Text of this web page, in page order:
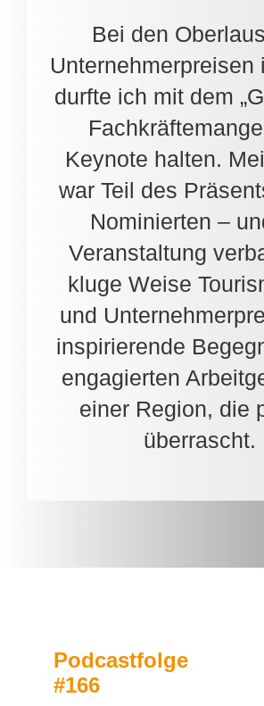
Bei den
Unternehmerpreisen
durfte ich mit dem
Keynote halten.
war Teil des
Nominierten –
Veranstaltung
kluge Weise
und
inspirierende
engagierten
einer Region, die
überrascht.
Podcastfolge
#166